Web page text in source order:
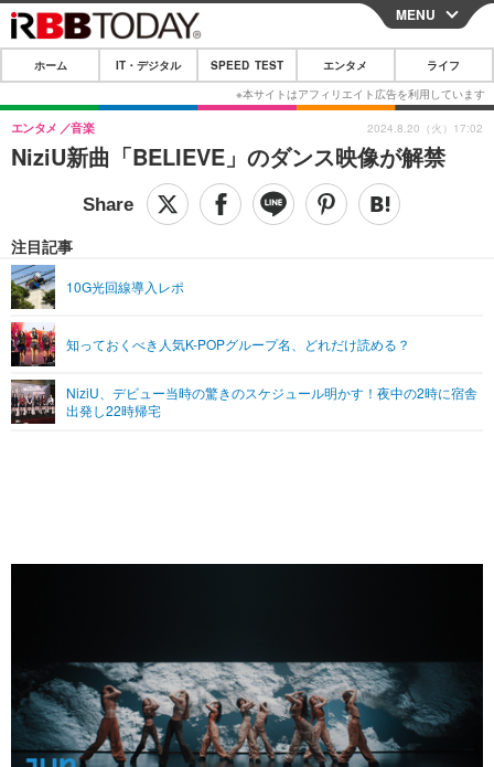
CLOSE
ホーム
IT・デジタル
IT・デジタルTOP スマートフォン
ネタ ガジェット・ツール
SPEED TEST
エンタメ
音楽 スポーツ
グラビア ブログ
ライフ
ペット ショッピング
その他
リリース一覧
プッシュ通知の停止方法
MENU
ホーム IT・デジタル SPEED TEST エンタメ ライフ
NiziU新曲「BELIEVE」のダンス映像が解禁
エンタメ 音楽
注目記事
10G光回線導入レポ
知っておくべき人気K-POPグループ名、どれだけ読める？
NiziU、デビュー当時の驚きのスケジュール明かす！夜中の2時に宿舎
出発し22時帰宅
2024.8.20（火）17:02